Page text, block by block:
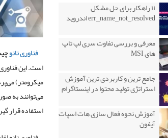
فناوری نانو
میکرومتر)
می‌توانند به
استفاده قرار
۱۱ راهکار برای حل مشکل
err_name_not_resolved اندروید
معرفی و بررسی تفاوت سری لپ تاپ
های MSI
جامع ترین و کاربردی ترین آموزش
استراتژی تولید محتوا در اینستاگرام
آموزش نحوه فعال سازی هات اسپات
آیفون